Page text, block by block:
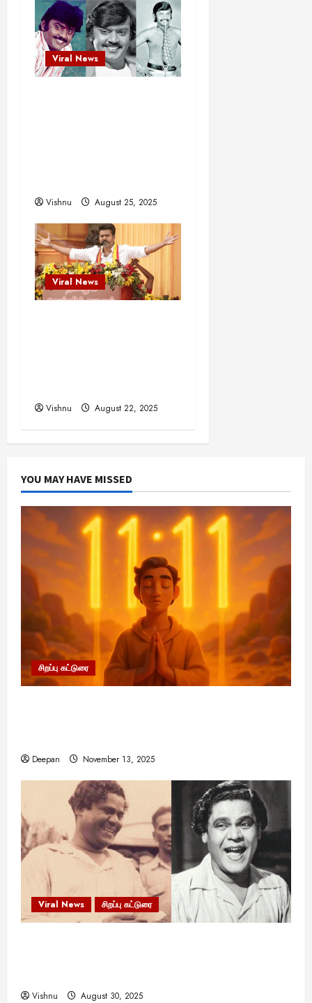
Viral News
Vishnu August 25, 2025
Viral News
Vishnu August 22, 2025
YOU MAY HAVE MISSED
சிறப்பு கட்டுரை
Deepan November 13, 2025
Viral News சிறப்பு கட்டுரை
Vishnu August 30, 2025